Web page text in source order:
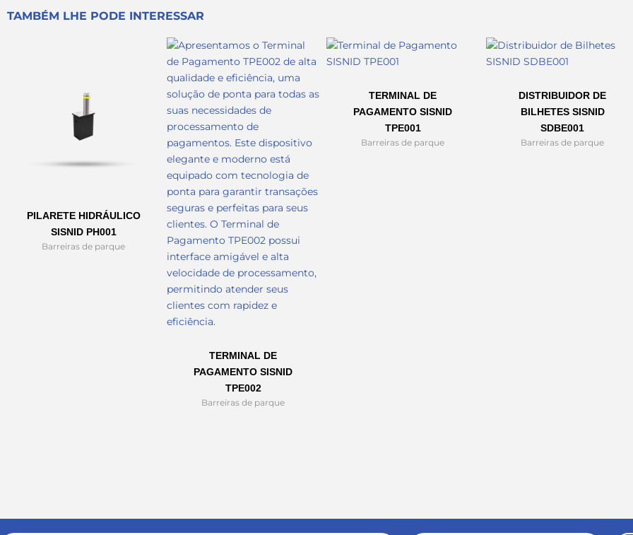
TAMBÉM LHE PODE INTERESSAR
PILARETE HIDRÁULICO
SISNID PH001
Barreiras de parque
TERMINAL DE
PAGAMENTO SISNID
TPE002
Barreiras de parque
TERMINAL DE
PAGAMENTO SISNID
TPE001
Barreiras de parque
DISTRIBUIDOR DE
BILHETES SISNID
SDBE001
Barreiras de parque